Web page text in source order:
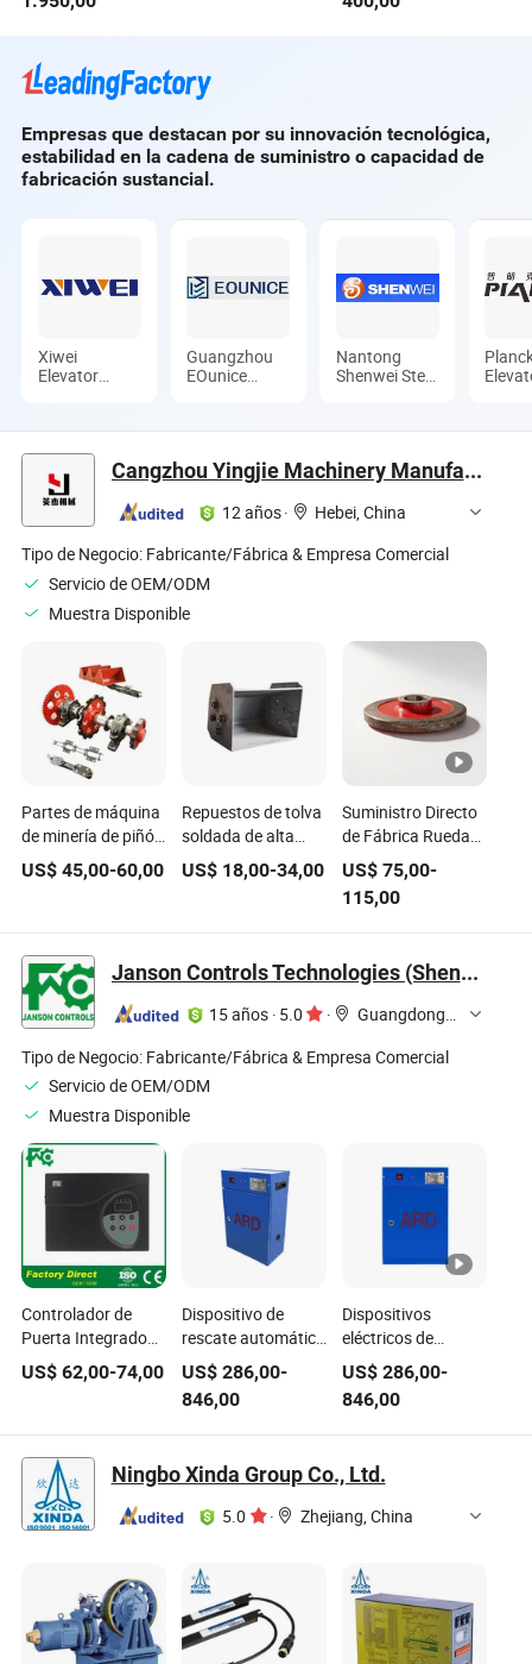
piezas de repuesto,
VVVF, máquina de
tracción sin
engranajes de imán
permanente
síncrono
guía de alta
Empresas que destacan por su innovación tecnológica,
estabilidad en la cadena de suministro o capacidad de
fabricación sustancial.
Xiwei
Elevator
Guangzhou
EOunice
Nantong
Shenwei Steel
Cangzhou Yingjie Machinery Manufacturing Co., Ltd.
12 años·
Hebei, China
Tipo de Negocio: Fabricante/Fábrica & Empresa Comercial
Servicio de OEM/ODM
Muestra Disponible
Partes de máquina
de minería de piñón
de elevador
especial para
de cubo
US$45,00-60,00
Repuestos de tolva
soldada de alta
resistencia para
elevadores de
US$ 18,00-34,00
Suministro Directo
de Fábrica Rueda
de Transmisión de
Acero Fundido para
Repuestos de
Elevador de Cubos
US$ 75,00-
115,00
Janson Controls Technologies (Shenzhen) Co., Limited
15 años · 5.0 ·
Guangdong, China
Tipo de Negocio: Fabricante/Fábrica & Empresa Comercial
Servicio de OEM/ODM
Muestra Disponible
Controlador de
Puerta Integrado
de Janson Dm100
para Piezas de
US$62,00-74,00
Dispositivo de
rescate automático
eléctrico para
ascensores
US$ 286,00-
846,00
Dispositivos
eléctricos de
elevación,
dispositivo de
energía de
emergencia para
Ard
US$ 286,00-
846,00
Ningbo Xinda Group Co., Ltd.
5.0 · Zhejiang, China